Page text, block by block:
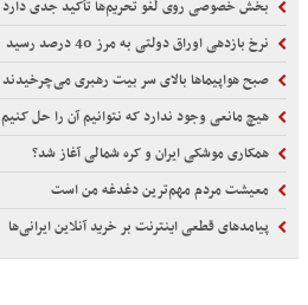
بخش خصوصی روی لغو تحریم‌ها تأکید جدی دارد
نرخ بازدهی اوراق دولتی به مرز 40 درصد رسید
صبح هواپیماها بالای سر بیت رهبری می‌چرخیدند
هیچ مانعی وجود ندارد که نتوانیم آن را حل کنیم
همکاری موشکی ایران و کره شمالی آغاز شد؟
معیشت مردم مهم‌ترین دغدغه من است
پیامدهای قطعی اینترنت بر خرید آنلاین ایرانی‌ها